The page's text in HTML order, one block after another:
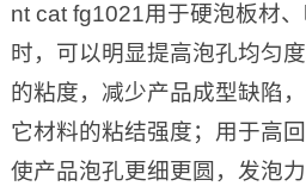
nt cat fg1021用于硬泡板材
时，可以明显提高泡孔均匀
的粘度，减少产品成型缺陷
它材料的粘结强度；用于高
使产品泡孔更细更圆，发泡